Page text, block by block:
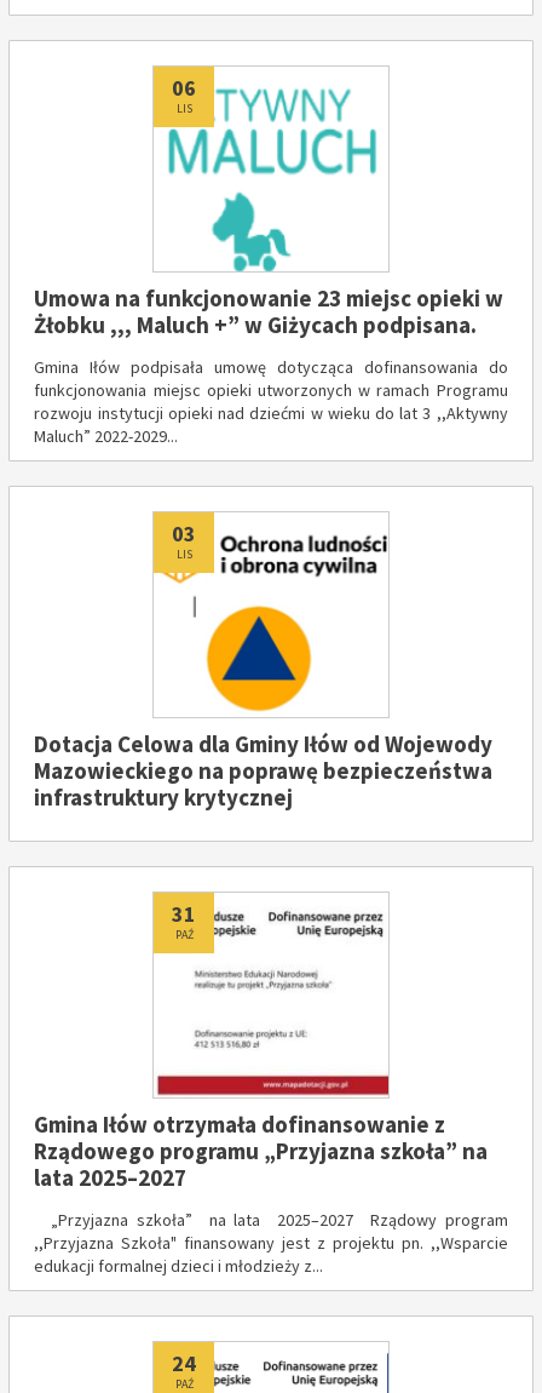
Dodano
06
LIS
Umowa na funkcjonowanie 23 miejsc opieki w
Żłobku ,,, Maluch +” w Giżycach podpisana.
Gmina Iłów podpisała umowę dotycząca dofinansowania do
funkcjonowania miejsc opieki utworzonych w ramach Programu
rozwoju instytucji opieki nad dziećmi w wieku do lat 3 ,,Aktywny
Maluch” 2022-2029...
Dodano
03
LIS
Dotacja Celowa dla Gminy Iłów od Wojewody
Mazowieckiego na poprawę bezpieczeństwa
infrastruktury krytycznej
Dodano
31
PAŹ
Gmina Iłów otrzymała dofinansowanie z
Rządowego programu „Przyjazna szkoła” na
lata 2025–2027
„Przyjazna szkoła” na lata 2025–2027 Rządowy program
,,Przyjazna Szkoła" finansowany jest z projektu pn. ,,Wsparcie
edukacji formalnej dzieci i młodzieży z...
Dodano
24
PAŹ